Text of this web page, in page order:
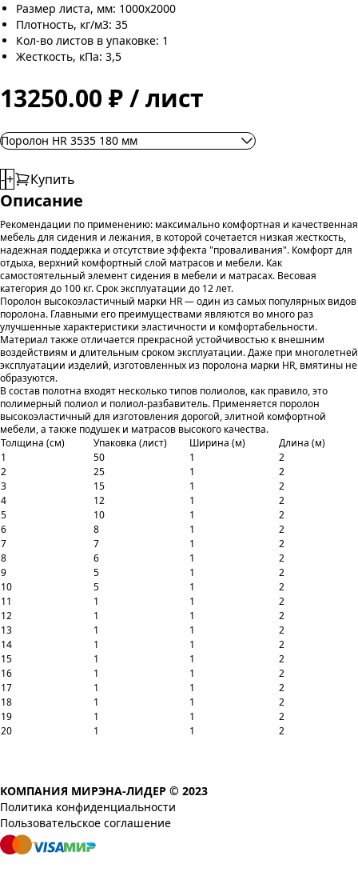
Размер листа, мм: 1000х2000
Плотность, кг/м3: 35
Кол-во листов в упаковке: 1
Жесткость, кПа: 3,5
13250.00 ₽ / лист
Поролон HR 3535 180 мм
-+ Купить
Описание
Рекомендации по применению: максимально комфортная и качественная
мебель для сидения и лежания, в которой сочетается низкая жесткость,
надежная поддержка и отсутствие эффекта "проваливания". Комфорт для
отдыха, верхний комфортный слой матрасов и мебели. Как
самостоятельный элемент сидения в мебели и матрасах. Весовая
категория до 100 кг. Срок эксплуатации до 12 лет.
Поролон высокоэластичный марки HR — один из самых популярных видов
поролона. Главными его преимуществами являются во много раз
улучшенные характеристики эластичности и комфортабельности.
Материал также отличается прекрасной устойчивостью к внешним
воздействиям и длительным сроком эксплуатации. Даже при многолетней
эксплуатации изделий, изготовленных из поролона марки HR, вмятины не
образуются.
В состав полотна входят несколько типов полиолов, как правило, это
полимерный полиол и полиол-разбавитель. Применяется поролон
высокоэластичный для изготовления дорогой, элитной комфортной
мебели, а также подушек и матрасов высокого качества.
Толщина (см)
Упаковка (лист) Ширина (м)
Длина (м)
1
50 1
2
2
25 1
2
3
15 1
2
4
12 1
2
5
10 1
2
6
8 1
2
7
7 1
2
8
6 1
2
9
5 1
2
10
5 1
2
11
1 1
2
12
1 1
2
13
1 1
2
14
1 1
2
15
1 1
2
16
1 1
2
17
1 1
2
18
1 1
2
19
1 1
2
20
1 1 2
КОМПАНИЯ МИРЭНА-ЛИДЕР © 2023
Политика конфиденциальности
Пользовательское соглашение